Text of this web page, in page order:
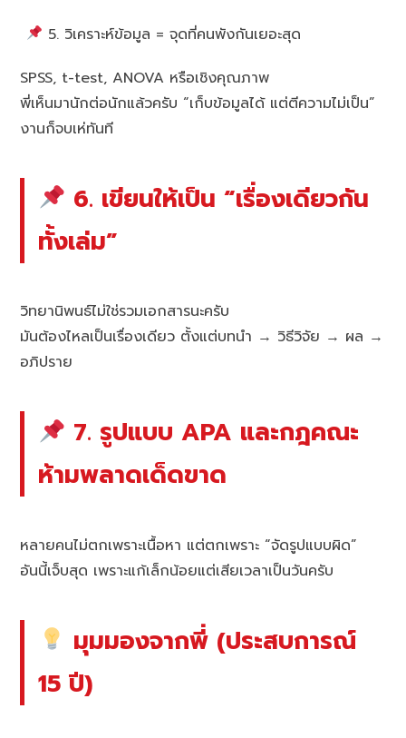
5. วิเคราะห์ข้อมูล = จุดที่คนพังกันเยอะสุด
SPSS, t-test, ANOVA หรือเชิงคุณภาพ
พี่เห็นมานักต่อนักแล้วครับ “เก็บข้อมูลได้ แต่ตีความไม่เป็น”
งานก็จบเห่ทันที
6. เขียนให้เป็น “เรื่องเดียวกัน
ทั้งเล่ม”
วิทยานิพนธ์ไม่ใช่รวมเอกสารนะครับ
มันต้องไหลเป็นเรื่องเดียว ตั้งแต่บทนำ → วิธีวิจัย → ผล →
อภิปราย
7. รูปแบบ APA และกฎคณะ
ห้ามพลาดเด็ดขาด
หลายคนไม่ตกเพราะเนื้อหา แต่ตกเพราะ “จัดรูปแบบผิด”
อันนี้เจ็บสุด เพราะแก้เล็กน้อยแต่เสียเวลาเป็นวันครับ
มุมมองจากพี่ (ประสบการณ์
15 ปี)